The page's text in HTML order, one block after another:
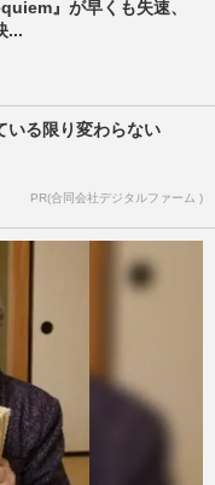
』が早くも失速、
...
いる限り変わらない
PR(合同会社デジタルファーム )